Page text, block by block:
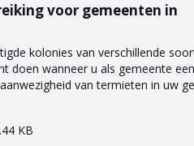
voor gemeenten in
kolonies van verschillende
doen wanneer u als gemeente
van termieten in uw
KB